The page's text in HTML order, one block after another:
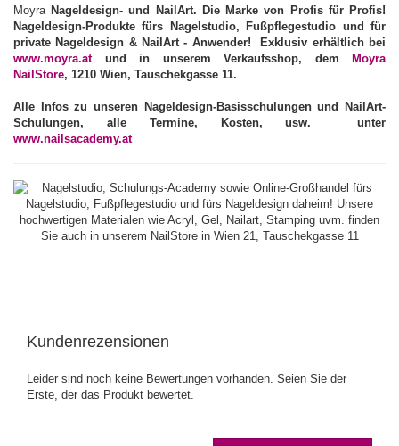
MoyraNageldesign- und NailArt. Die Marke von Profis für Profis!
Nageldesign-Produkte fürs Nagelstudio,Fußpflegestudio und für
private Nageldesign & NailArt - Anwender! Exklusiv erhältlich bei
www.moyra.atund in unserem Verkaufsshop, dem Moyra
NailStore, 1210 Wien, Tauschekgasse 11.
Alle Infos zu unseren Nageldesign-BasisschulungenundNailArt-
Schulungen, alle Termine, Kosten, usw. unter
www.nailsacademy.at
Kundenrezensionen
Leider sind noch keine Bewertungen vorhanden. Seien Sie der
Erste, der das Produkt bewertet.